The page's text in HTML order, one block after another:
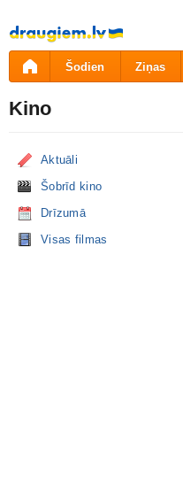
Pāriet
uz
saturu
Šodien Ziņas
Kino
Aktuāli
Šobrīd kino
Drīzumā
Visas filmas